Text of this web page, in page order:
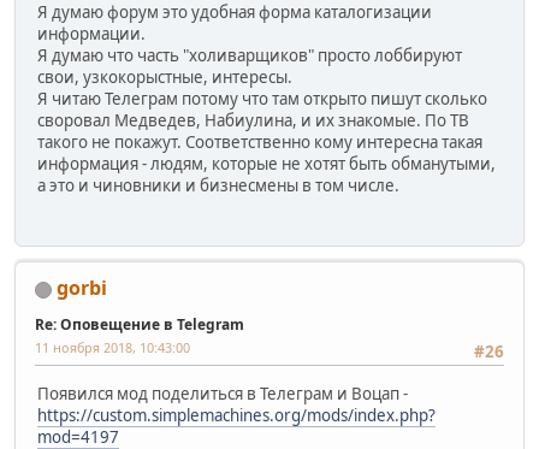
Я думаю форум это удобная форма каталогизации
информации.
Я думаю что часть "холиварщиков" просто лоббируют
свои, узкокорыстные, интересы.
Я читаю Телеграм потому что там открыто пишут сколько
своровал Медведев, Набиулина, и их знакомые. По ТВ
такого не покажут. Соответственно кому интересна такая
информация - людям, которые не хотят быть обманутыми,
а это и чиновники и бизнесмены в том числе.
gorbi
Re: Оповещение в Telegram
#26
11 ноября 2018, 10:43:00
Появился мод поделиться в Телеграм и Воцап -
https://custom.simplemachines.org/mods/index.php?
mod=4197